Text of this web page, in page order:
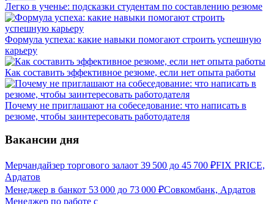
Легко в ученье: подсказки студентам по составлению резюме
Формула успеха: какие навыки помогают строить успешную
карьеру
Как составить эффективное резюме, если нет опыта работы
Почему не приглашают на собеседование: что написать в
резюме, чтобы заинтересовать работодателя
Вакансии дня
Мерчандайзер торгового залаот 39 500 до 45 700 ₽FIX PRICE,
Ардатов
Менеджер в банкот 53 000 до 73 000 ₽Совкомбанк, Ардатов
Менеджер по работе с